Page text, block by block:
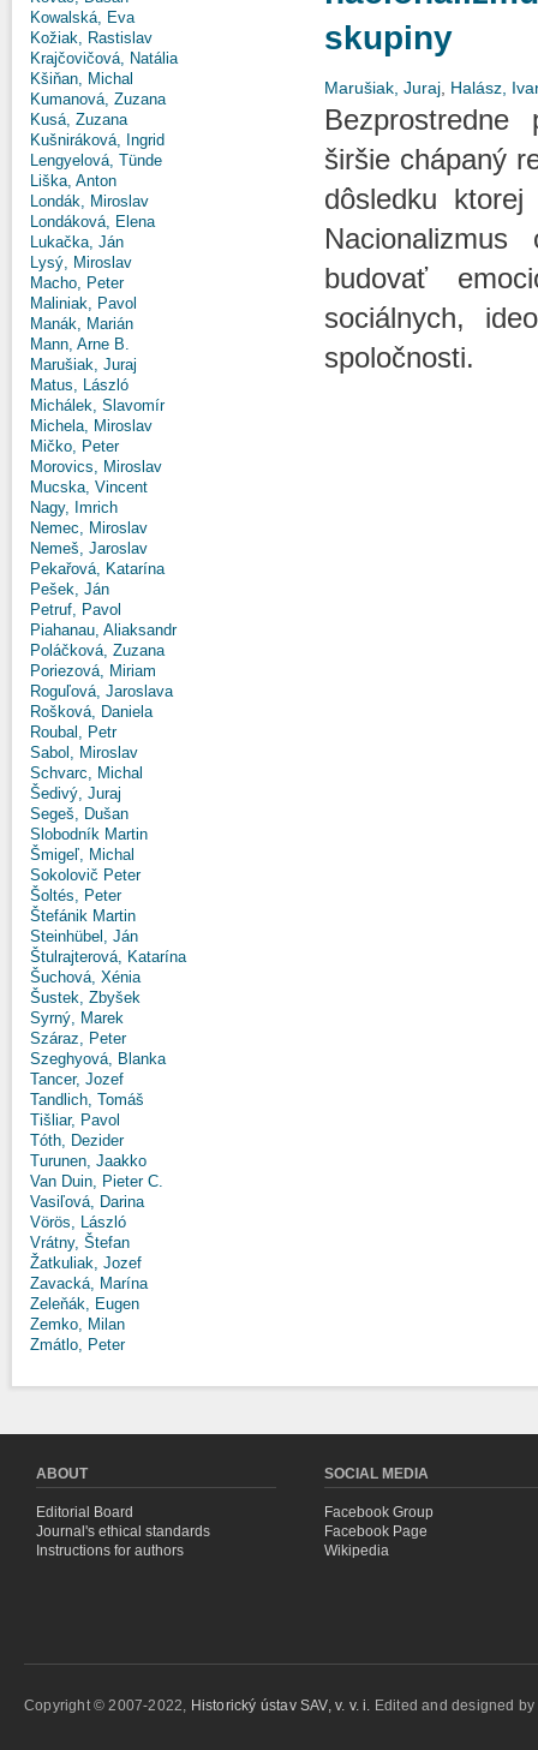
Kowalská, Eva
Kožiak, Rastislav
Krajčovičová, Natália
Kšiňan, Michal
Kumanová, Zuzana
Kusá, Zuzana
Kušniráková, Ingrid
Lengyelová, Tünde
Liška, Anton
Londák, Miroslav
Londáková, Elena
Lukačka, Ján
Lysý, Miroslav
Macho, Peter
Maliniak, Pavol
Manák, Marián
Mann, Arne B.
Marušiak, Juraj
Matus, László
Michálek, Slavomír
Michela, Miroslav
Mičko, Peter
Morovics, Miroslav
Mucska, Vincent
Nagy, Imrich
Nemec, Miroslav
Nemeš, Jaroslav
Pekařová, Katarína
Pešek, Ján
Petruf, Pavol
Piahanau, Aliaksandr
Poláčková, Zuzana
Poriezová, Miriam
Roguľová, Jaroslava
Rošková, Daniela
Roubal, Petr
Sabol, Miroslav
Schvarc, Michal
Šedivý, Juraj
Segeš, Dušan
Slobodník Martin
Šmigeľ, Michal
Sokolovič Peter
Šoltés, Peter
Štefánik Martin
Steinhübel, Ján
Štulrajterová, Katarína
Šuchová, Xénia
Šustek, Zbyšek
Syrný, Marek
Száraz, Peter
Szeghyová, Blanka
Tancer, Jozef
Tandlich, Tomáš
Tišliar, Pavol
Tóth, Dezider
Turunen, Jaakko
Van Duin, Pieter C.
Vasiľová, Darina
Vörös, László
Vrátny, Štefan
Žatkuliak, Jozef
Zavacká, Marína
Zeleňák, Eugen
Zemko, Milan
Zmátlo, Peter
skupiny
Marušiak, Juraj Halász,
širšie chápaný
dôsledku
budovať
sociálnych,
spoločnosti.
ABOUT
Editorial Board
Journal's ethical standards
Instructions for authors
SOCIAL MEDIA
Facebook Group
Facebook Page
Wikipedia
Copyright © 2007-2022, Historický ústav SAV, v. v. i. Edited and designed by